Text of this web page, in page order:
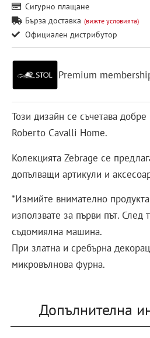
Сигурно плащане
Бърза доставка (вижте условията)
Официален дистрибутор
Premium
Този дизайн се съчетава
Roberto Cavalli Home.
Колекцията Zebrage се
допълващи артикули и
*Измийте внимателно
използвате за първи път.
съдомиялна машина.
При златна и сребърна
микровълнова фурна.
Допълнителна